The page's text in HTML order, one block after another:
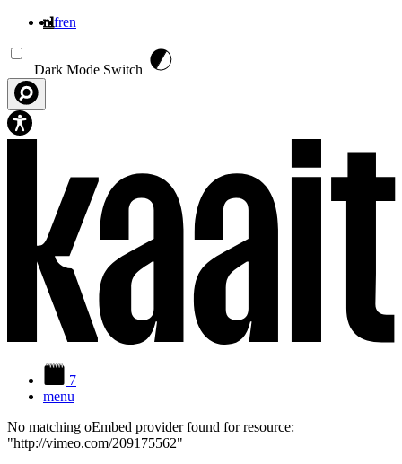
nlfren
Dark Mode Switch
7
menu
Foutmelding
No matching oEmbed provider found for resource:
"http://vimeo.com/209175562"